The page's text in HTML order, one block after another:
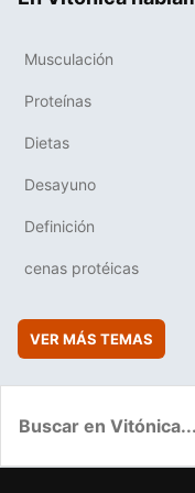
Musculación
Proteínas
Dietas
Desayuno
Definición
cenas protéicas
VER MÁS TEMAS